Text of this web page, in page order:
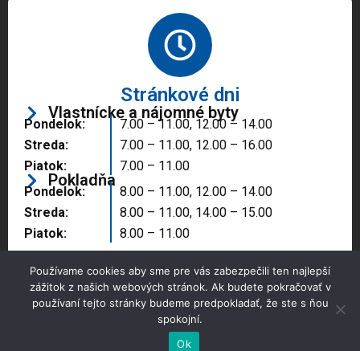
Stránkové dni
Vlastnícke a nájomné byty
Pondelok:
Streda:
Piatok:
7.00 – 11.00, 12.00 – 14.00
7.00 – 11.00, 12.00 – 16.00
7.00 – 11.00
Pokladňa
Pondelok:
Streda:
Piatok:
8.00 – 11.00, 12.00 – 14.00
8.00 – 11.00, 14.00 – 15.00
8.00 – 11.00
Copyright © 2025 Správa majetku mesta, n.o.,
Partizánske
Používame cookies aby sme pre vás zabezpečili ten najlepší
zážitok z našich webových stránok. Ak budete pokračovať v
používaní tejto stránky budeme predpokladať, že ste s ňou
spokojní.
Ok